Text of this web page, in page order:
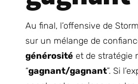
Au final, l’offensive de
sur un mélange de
générosité et de stratégie
“gagnant/gagnant”. Si